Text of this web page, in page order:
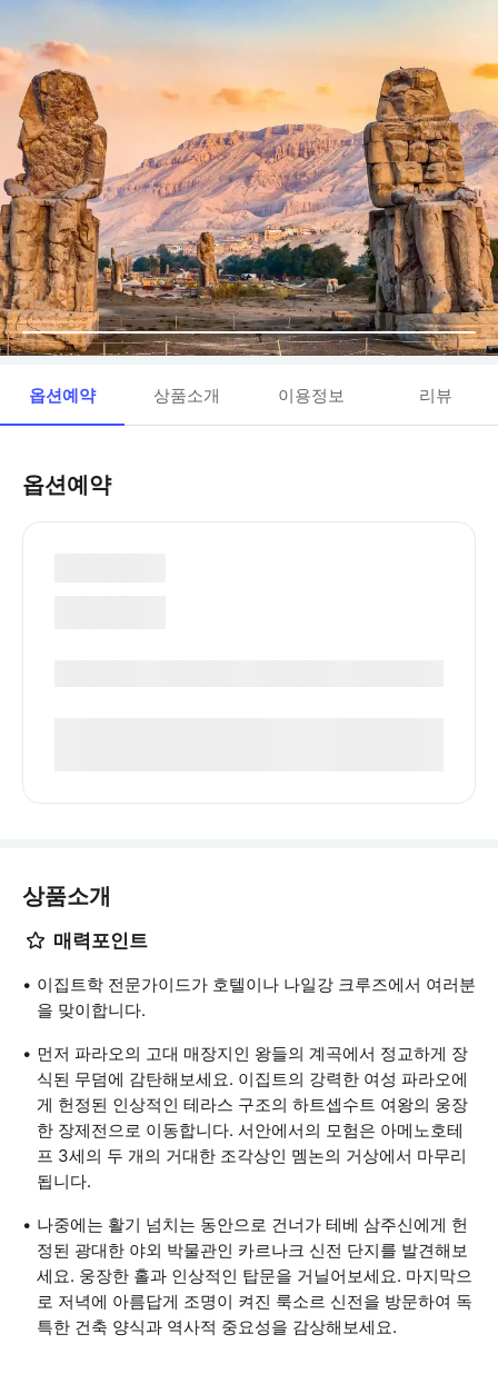
옵션예약 상품소개 이용정보 리뷰
옵션예약
상품소개
매력포인트
이집트학 전문가이드가 호텔이나 나일강 크루즈에서 여러분
을 맞이합니다.
먼저 파라오의 고대 매장지인 왕들의 계곡에서 정교하게 장
식된 무덤에 감탄해보세요. 이집트의 강력한 여성 파라오에
게 헌정된 인상적인 테라스 구조의 하트셉수트 여왕의 웅장
한 장제전으로 이동합니다. 서안에서의 모험은 아메노호테
프 3세의 두 개의 거대한 조각상인 멤논의 거상에서 마무리
됩니다.
나중에는 활기 넘치는 동안으로 건너가 테베 삼주신에게 헌
정된 광대한 야외 박물관인 카르나크 신전 단지를 발견해보
세요. 웅장한 홀과 인상적인 탑문을 거닐어보세요. 마지막으
로 저녁에 아름답게 조명이 켜진 룩소르 신전을 방문하여 독
특한 건축 양식과 역사적 중요성을 감상해보세요.